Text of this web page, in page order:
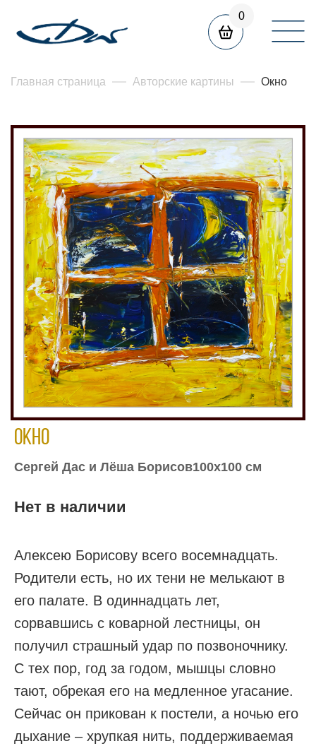
0
Главная страница Авторские картины Окно
Окно
Сергей Дас и Лёша Борисов100х100 см
Нет в наличии
Алексею Борисову всего восемнадцать.
Родители есть, но их тени не мелькают в
его палате. В одиннадцать лет,
сорвавшись с коварной лестницы, он
получил страшный удар по позвоночнику.
С тех пор, год за годом, мышцы словно
тают, обрекая его на медленное угасание.
Сейчас он прикован к постели, а ночью его
дыхание – хрупкая нить, поддерживаемая